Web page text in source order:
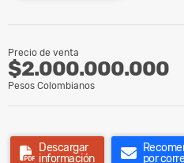
Precio de venta
$2.000.000.000
Pesos Colombianos
Descargar
información
por